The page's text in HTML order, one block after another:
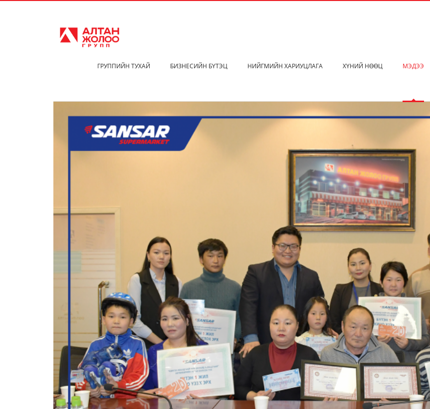
ГРУППИЙН ТУХАЙ БИЗНЕСИЙН БҮТЭЦ НИЙГМИЙН ХАРИУЦЛАГА ХҮНИЙ НӨӨЦ МЭДЭЭ